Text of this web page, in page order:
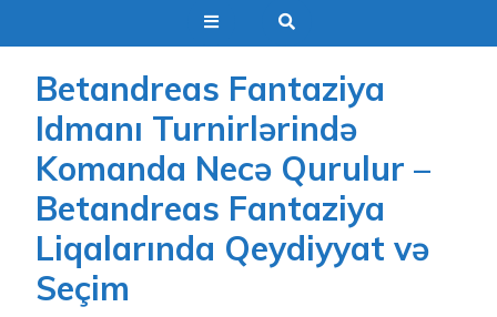
Open
Button
Betandreas Fantaziya
Idmanı Turnirlərində
Komanda Necə Qurulur –
Betandreas Fantaziya
Liqalarında Qeydiyyat və
Seçim